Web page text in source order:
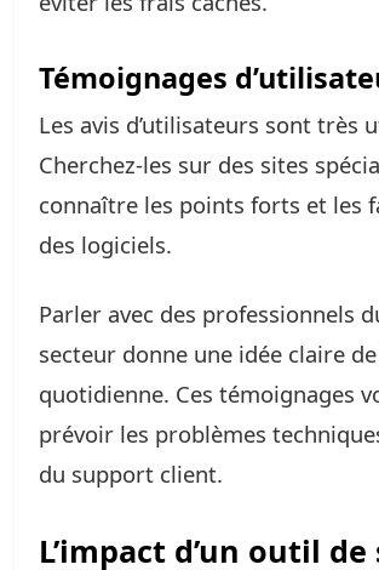
Témoignages
Les avis d’utilisateurs sont très
Cherchez-les sur des sites
connaître les points forts et les
des logiciels.
Parler avec des professionnels
secteur donne une idée claire
quotidienne. Ces témoignages
prévoir les problèmes
du support client.
L’impact d’un outil